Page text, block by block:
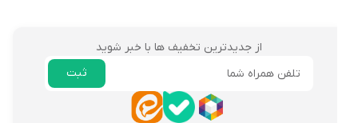
از جدیدترین تخفیف ها با خبر شوید